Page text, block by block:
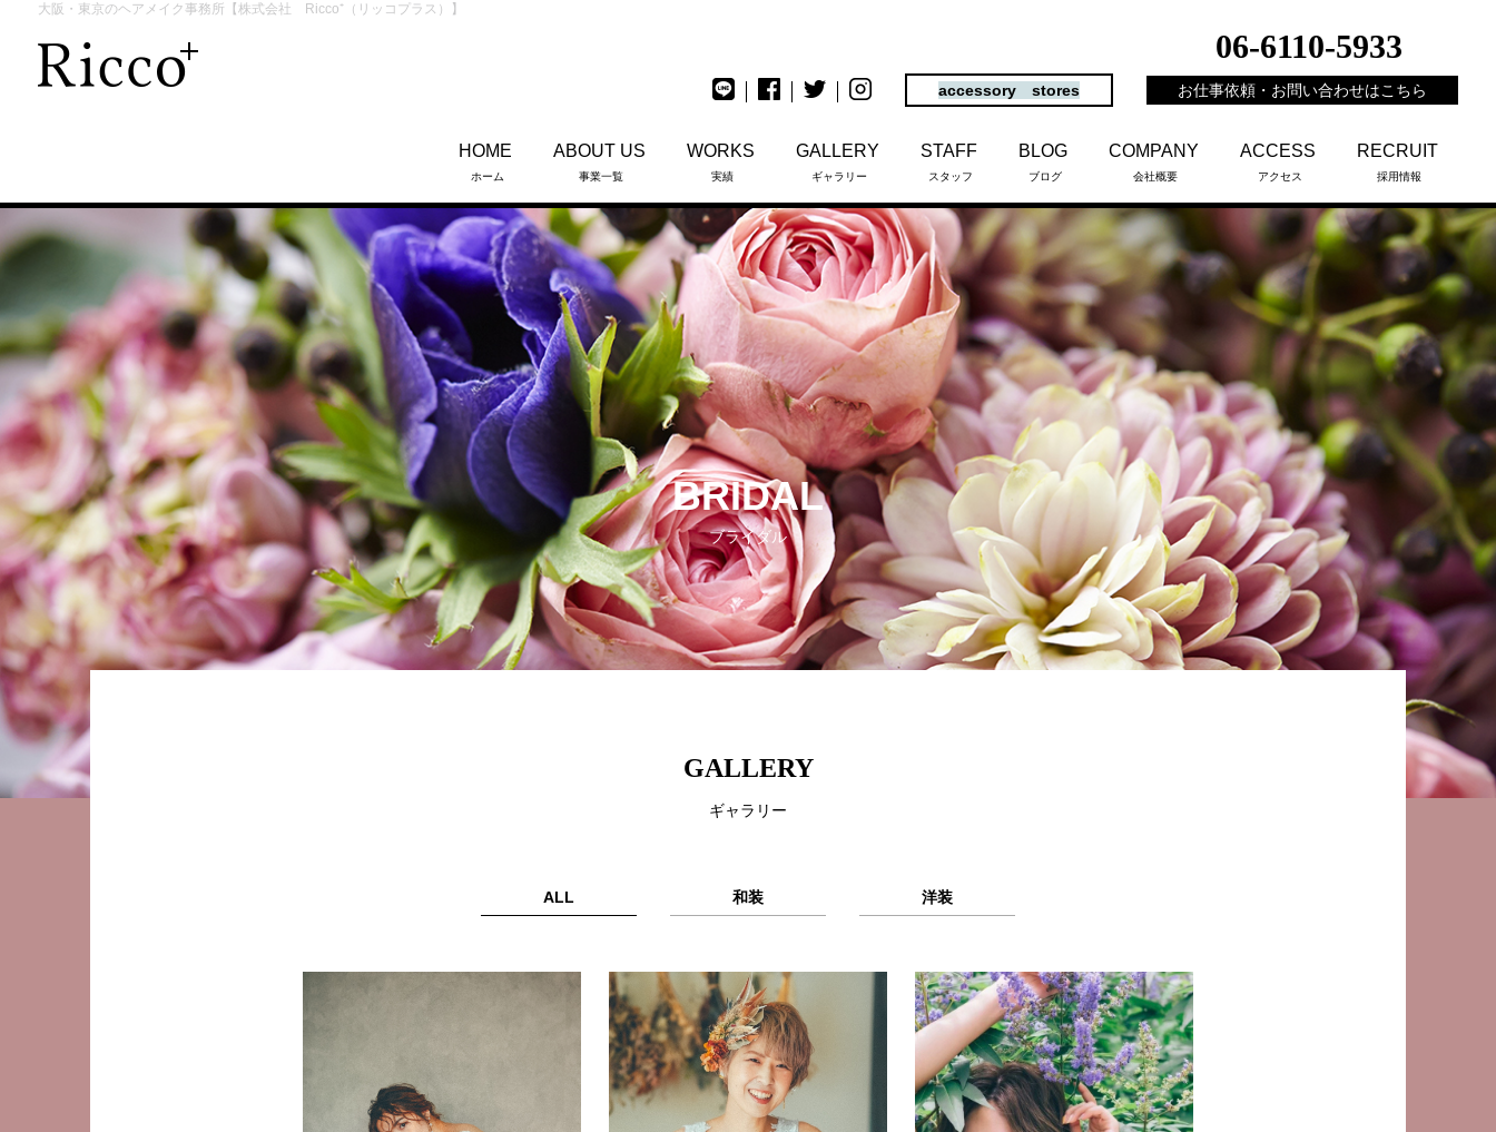
大阪・東京のヘアメイク事務所【株式会社 Ricco⁺（リッコプラス）】
06-6110-5933
accessory stores お仕事依頼・お問い合わせはこちら
HOME
ホーム
ABOUT US
事業一覧
WORKS
実績
GALLERY
ギャラリー
STAFF
スタッフ
BLOG
ブログ
COMPANY
会社概要
ACCESS
アクセス
RECRUIT
採用情報
BRIDAL
ブライダル
GALLERY
ギャラリー
ALL 和装 洋装